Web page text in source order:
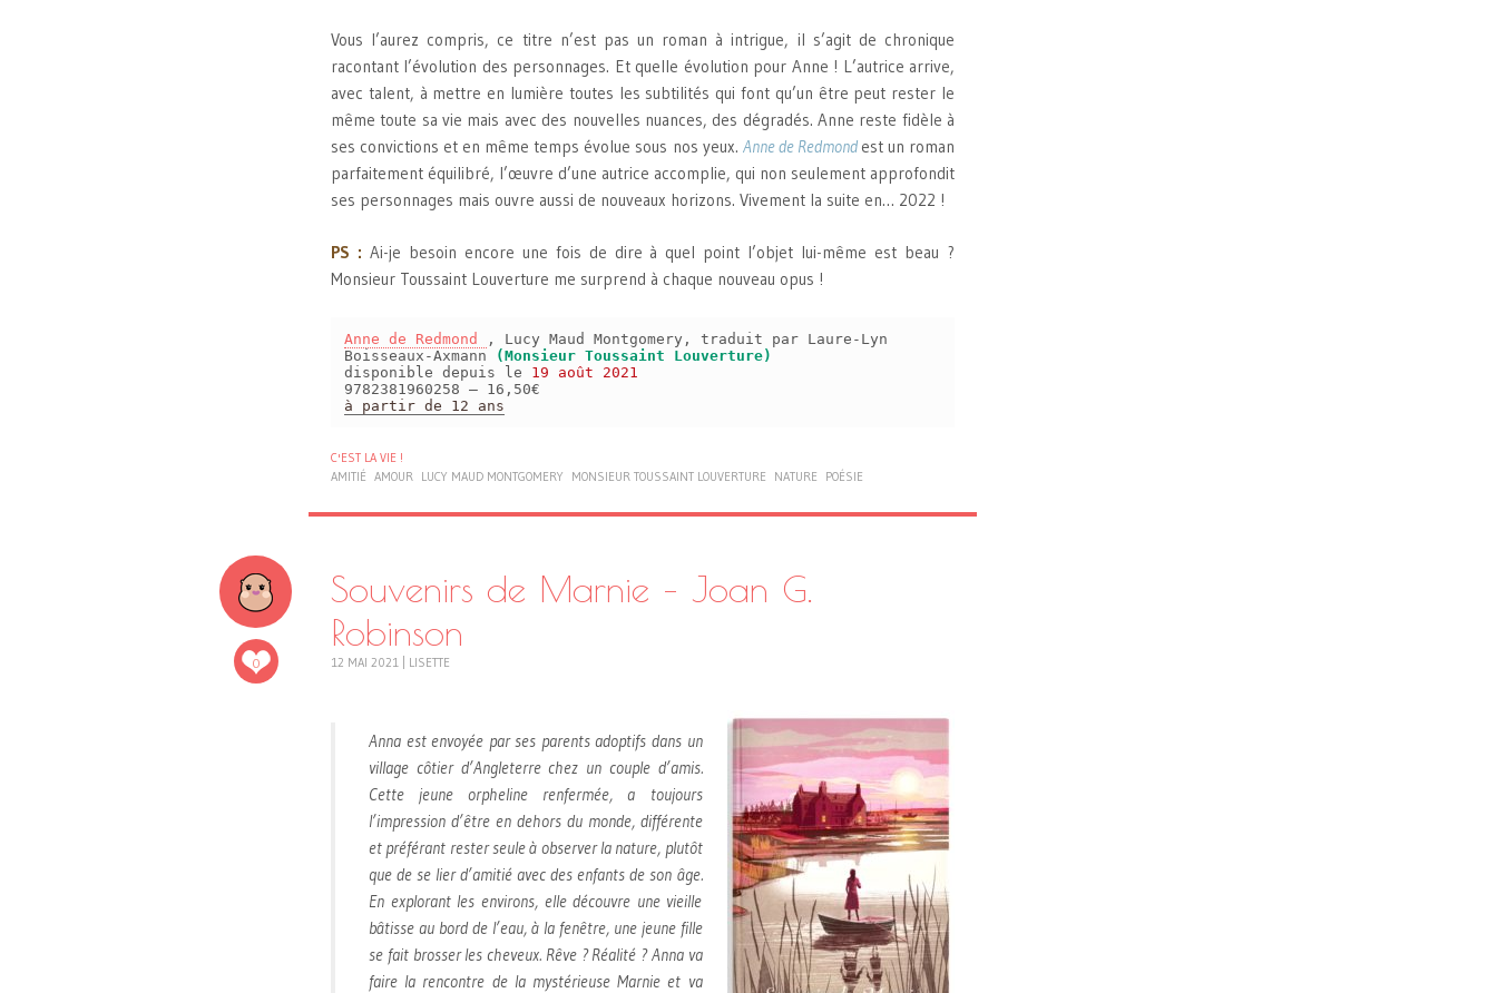
Vous l’aurez compris, ce titre n’est pas un roman à intrigue, il s’agit de chronique
racontant l’évolution des personnages. Et quelle évolution pour Anne ! L’autrice arrive,
avec talent, à mettre en lumière toutes les subtilités qui font qu’un être peut rester le
même toute sa vie mais avec des nouvelles nuances, des dégradés. Anne reste fidèle à
ses convictions et en même temps évolue sous nos yeux. Anne de Redmond est un roman
parfaitement équilibré, l’œuvre d’une autrice accomplie, qui non seulement approfondit
ses personnages mais ouvre aussi de nouveaux horizons. Vivement la suite en… 2022 !
PS : Ai-je besoin encore une fois de dire à quel point l’objet lui-même est beau ?
Monsieur Toussaint Louverture me surprend à chaque nouveau opus !
Anne de Redmond
, Lucy Maud Montgomery, traduit par Laure-Lyn
Boisseaux-Axmann
(Monsieur Toussaint Louverture)
disponible depuis le 19 août 2021
9782381960258 – 16,50€
à partir de 12 ans
C'EST LA VIE !
AMITIÉ AMOUR LUCY MAUD MONTGOMERY MONSIEUR TOUSSAINT LOUVERTURE NATURE POÉSIE
0
Souvenirs de Marnie – Joan G.
Robinson
12 MAI 2021 LISETTE
Anna est envoyée par ses parents adoptifs dans un
village côtier d’Angleterre chez un couple d’amis.
Cette jeune orpheline renfermée, a toujours
l’impression d’être en dehors du monde, différente
et préférant rester seule à observer la nature, plutôt
que de se lier d’amitié avec des enfants de son âge.
En explorant les environs, elle découvre une vieille
bâtisse au bord de l’eau, à la fenêtre, une jeune fille
se fait brosser les cheveux. Rêve ? Réalité ? Anna va
faire la rencontre de la mystérieuse Marnie et va